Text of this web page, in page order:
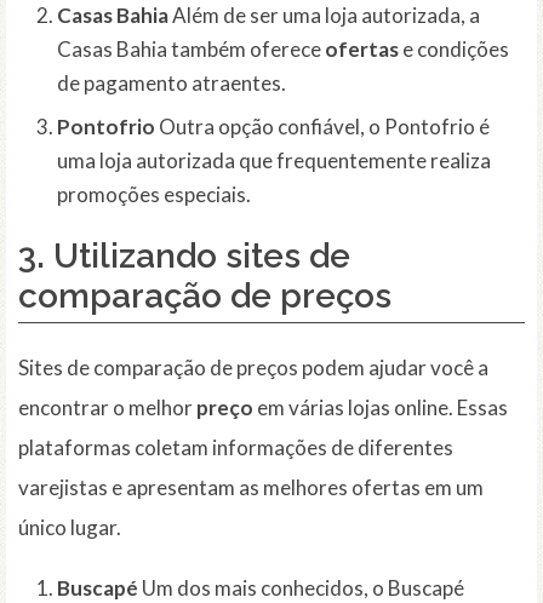
Casas BahiaAlém de ser uma loja autorizada, a
Casas Bahia também ofereceofertase condições
de pagamento atraentes.
Pontofrio Outra opção confiável, o Pontofrio é
uma loja autorizada que frequentemente realiza
promoções especiais.
3. Utilizando sites de
comparação de preços
Sites de comparação de preços podem ajudar você a
encontrar o melhorpreço em várias lojas online. Essas
plataformas coletam informações de diferentes
varejistas e apresentam as melhores ofertas em um
único lugar.
Buscapé Um dos mais conhecidos, o Buscapé